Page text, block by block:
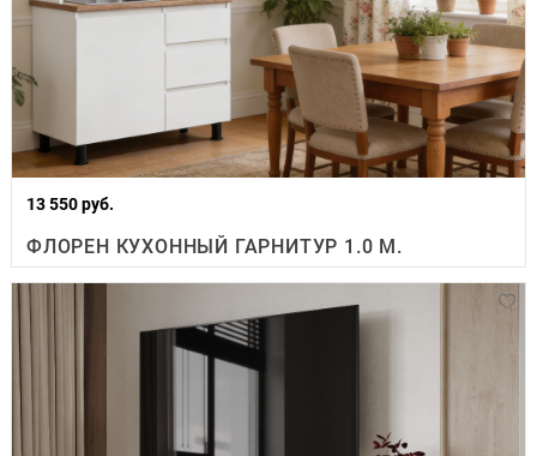
13 550 руб.
ФЛОРЕН КУХОННЫЙ ГАРНИТУР 1.0 М.